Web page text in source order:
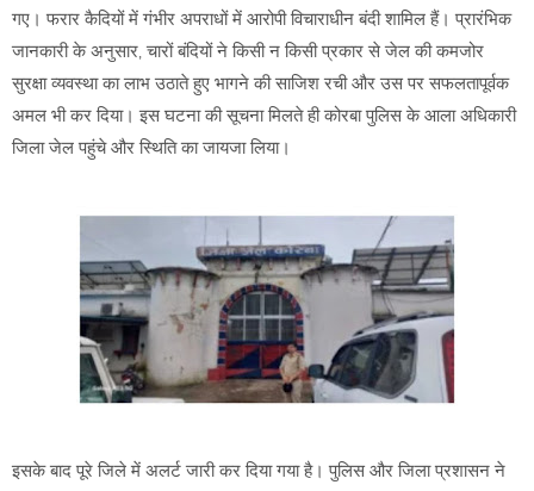
गए। फरार कैदियों में गंभीर अपराधों में आरोपी विचाराधीन बंदी शामिल हैं। प्रारंभिक
जानकारी के अनुसार, चारों बंदियों ने किसी न किसी प्रकार से जेल की कमजोर
सुरक्षा व्यवस्था का लाभ उठाते हुए भागने की साजिश रची और उस पर सफलतापूर्वक
अमल भी कर दिया। इस घटना की सूचना मिलते ही कोरबा पुलिस के आला अधिकारी
जिला जेल पहुंचे और स्थिति का जायजा लिया।
इसके बाद पूरे जिले में अलर्ट जारी कर दिया गया है। पुलिस और जिला प्रशासन ने